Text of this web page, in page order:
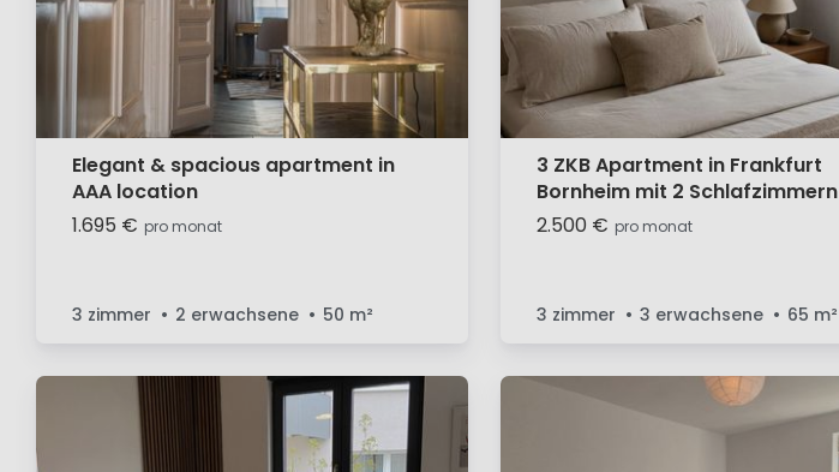
Elegant & spacious apartment in
AAA location
1.695 € pro monat
3 zimmer 2 erwachsene 50 m²
3 ZKB Apartment in Frankfurt
Bornheim mit 2 Schlafzimmern
2.500 € pro monat
3 zimmer 3 erwachsene 65 m²